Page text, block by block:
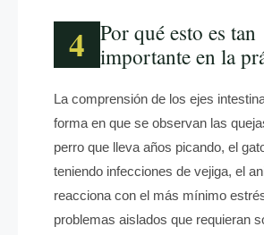
4 Por qué esto es tan
importante en la
La comprensión de los ejes
forma en que se observan las
perro que lleva años picando, el
teniendo infecciones de vejiga, el
reacciona con el más mínimo
problemas aislados que requieran